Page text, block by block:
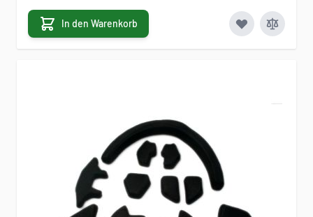
In den Warenkorb